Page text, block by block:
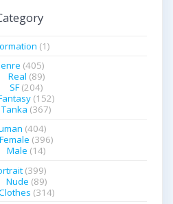
(1)
(405)
Real (89)
SF(204)
(152)
Tanka (367)
(404)
Female (396)
Male (14)
(399)
Nude (89)
(314)